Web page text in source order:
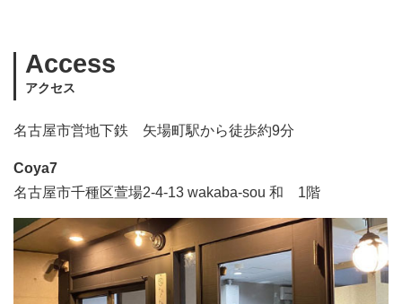
Access
アクセス
名古屋市営地下鉄 矢場町駅から徒歩約9分
Coya7
名古屋市千種区萱場2-4-13 wakaba-sou 和 1階